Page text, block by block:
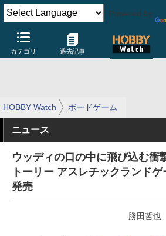
Powered by
カテゴリ 過去記事
HOBBY Watch ボードゲーム
ニュース
ウッディの口の中に飛び込む
トーリー アスレチックランド
発売
勝田哲也